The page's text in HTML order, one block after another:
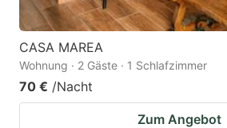
CASA MAREA
Wohnung · 2 Gäste · 1 Schlafzimmer
70 € /Nacht
Zum Angebot